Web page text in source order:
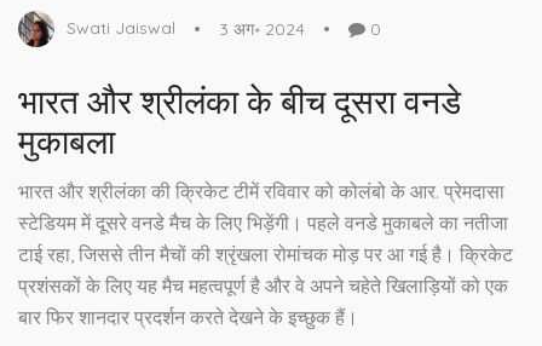
Swati Jaiswal 3 अग॰ 2024 0
भारत और श्रीलंका के बीच दूसरा वनडे
मुकाबला
भारत और श्रीलंका की क्रिकेट टीमें रविवार को कोलंबो के आर. प्रेमदासा
स्टेडियम में दूसरे वनडे मैच के लिए भिड़ेंगी। पहले वनडे मुकाबले का नतीजा
टाई रहा, जिससे तीन मैचों की श्रृंखला रोमांचक मोड़ पर आ गई है। क्रिकेट
प्रशंसकों के लिए यह मैच महत्वपूर्ण है और वे अपने चहेते खिलाड़ियों को एक
बार फिर शानदार प्रदर्शन करते देखने के इच्छुक हैं।